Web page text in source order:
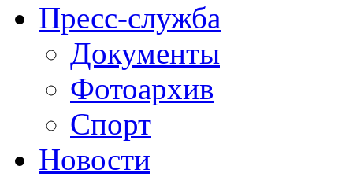
Пресс-служба
Документы
Фотоархив
Спорт
Новости